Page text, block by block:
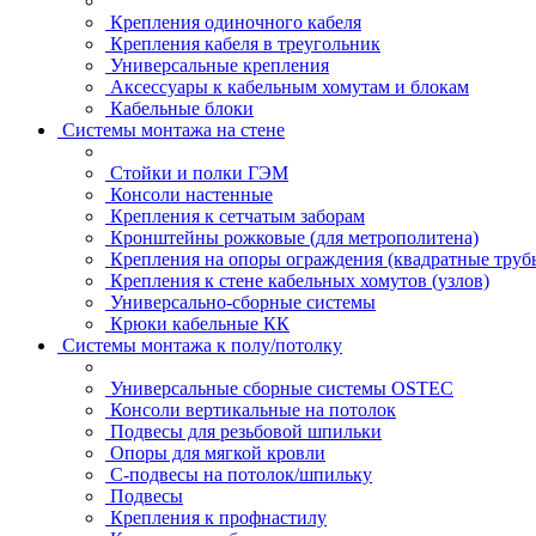
Крепления одиночного кабеля
Крепления кабеля в треугольник
Универсальные крепления
Аксессуары к кабельным хомутам и блокам
Кабельные блоки
Системы монтажа на стене
Стойки и полки ГЭМ
Консоли настенные
Крепления к сетчатым заборам
Кронштейны рожковые (для метрополитена)
Крепления на опоры ограждения (квадратные
Крепления к стене кабельных хомутов (узлов)
Универсально-сборные системы
Крюки кабельные КК
Системы монтажа к полу/потолку
Универсальные сборные системы OSTEC
Консоли вертикальные на потолок
Подвесы для резьбовой шпильки
Опоры для мягкой кровли
С-подвесы на потолок/шпильку
Подвесы
Крепления к профнастилу